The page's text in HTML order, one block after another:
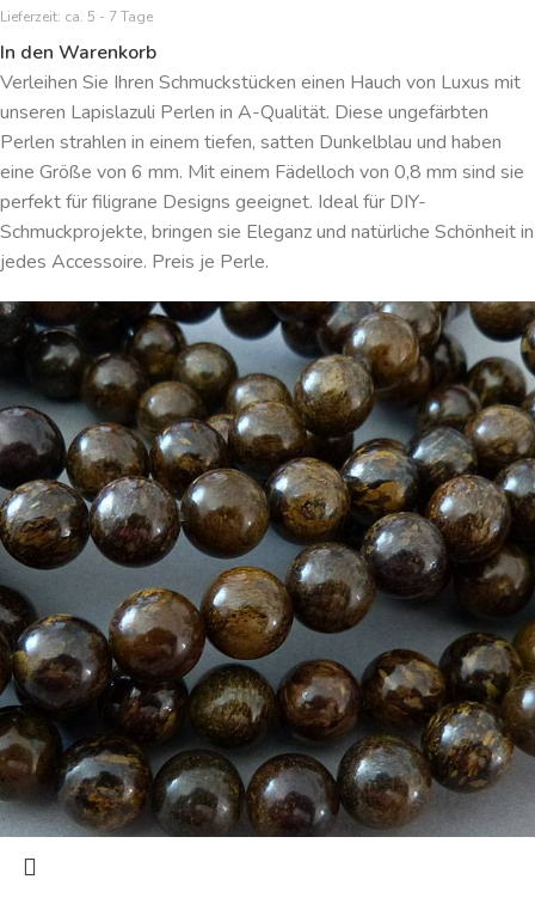
Lieferzeit: ca. 5 - 7 Tage
In den Warenkorb
Verleihen Sie Ihren Schmuckstücken einen Hauch von Luxus mit
unseren Lapislazuli Perlen in A-Qualität. Diese ungefärbten
Perlen strahlen in einem tiefen, satten Dunkelblau und haben
eine Größe von 6 mm. Mit einem Fädelloch von 0,8 mm sind sie
perfekt für filigrane Designs geeignet. Ideal für DIY-
Schmuckprojekte, bringen sie Eleganz und natürliche Schönheit in
jedes Accessoire. Preis je Perle.